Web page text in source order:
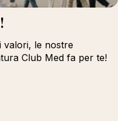
valori, le nostre
Club Med fa per te!